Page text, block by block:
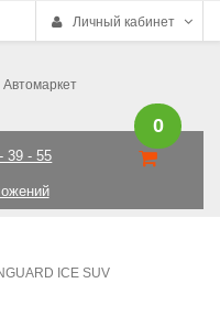
Личный кабинет
39 - 55
0
ICE SUV